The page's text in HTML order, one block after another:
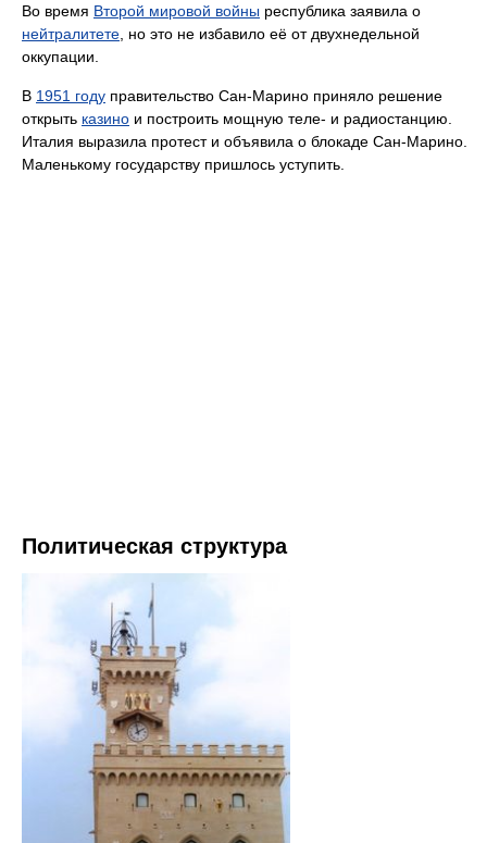
Во время Второй мировой войны республика заявила о
нейтралитете , но это не избавило её от двухнедельной
оккупации.
В 1951 году правительство Сан-Марино приняло решение
открыть казино и построить мощную теле- и радиостанцию.
Италия выразила протест и объявила о блокаде Сан-Марино.
Маленькому государству пришлось уступить.
Политическая структура